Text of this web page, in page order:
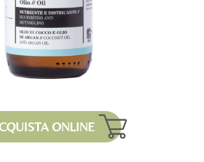
ONLINE